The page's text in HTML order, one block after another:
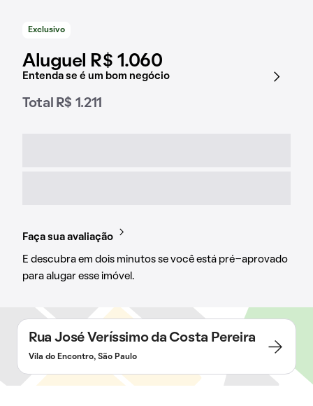
Exclusivo
Aluguel R$ 1.060
Entenda se é um bom negócio
Total R$ 1.211
Faça sua avaliação
E descubra em dois minutos se você está pré-aprovado
para alugar esse imóvel.
Rua José Veríssimo da Costa Pereira
Vila do Encontro, São Paulo